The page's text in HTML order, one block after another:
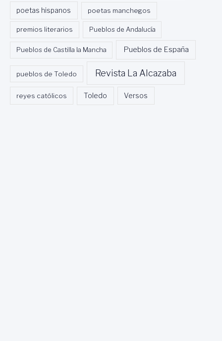
poetas hispanos poetas manchegos
premios literarios Pueblos de Andalucía
Pueblos de Castilla la Mancha Pueblos de España
pueblos de Toledo Revista La Alcazaba
reyes católicos Toledo Versos